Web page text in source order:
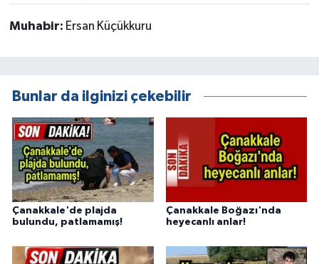
Muhabir: Ersan Küçükkuru
Bunlar da ilginizi çekebilir
Çanakkale'de plajda
bulundu, patlamamış!
Çanakkale Boğazı'nda
heyecanlı anlar!